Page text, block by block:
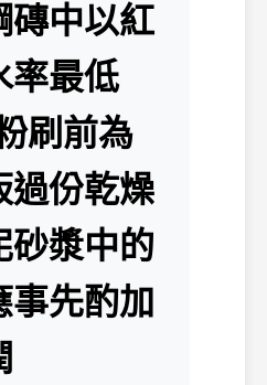
磚中以紅
率最低
刷前為
過份乾燥
砂漿中的
事先酌加